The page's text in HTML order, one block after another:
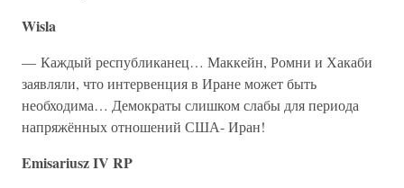
Wisla
— Каждый республиканец… Маккейн, Ромни и Хакаби
заявляли, что интервенция в Иране может быть
необходима… Демократы слишком слабы для периода
напряжённых отношений США- Иран!
Emisariusz IV RP